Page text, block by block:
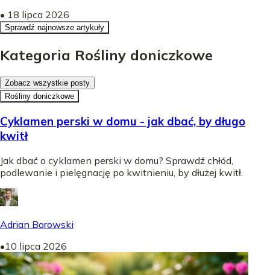
• 18 lipca 2026
Sprawdź najnowsze artykuły
Kategoria Rośliny doniczkowe
Zobacz wszystkie posty
Rośliny doniczkowe
Cyklamen perski w domu - jak dbać, by długo
kwitł
Jak dbać o cyklamen perski w domu? Sprawdź chłód,
podlewanie i pielęgnację po kwitnieniu, by dłużej kwitł.
Adrian Borowski
•10 lipca 2026